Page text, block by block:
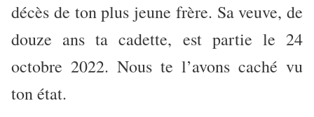
décès de ton plus jeune frère. Sa veuve, de
douze ans ta cadette, est partie le 24
octobre 2022. Nous te l’avons caché vu
ton état.